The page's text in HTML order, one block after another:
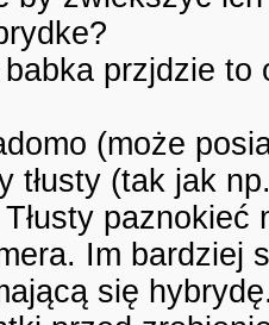
przjdzie
(może
tłusty (tak jak
Im bardziej
się